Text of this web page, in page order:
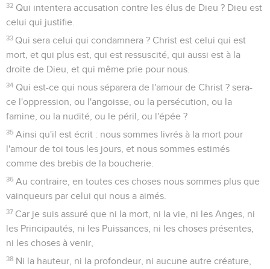
32 Qui intentera accusation contre les élus de Dieu ? Dieu est
celui qui justifie.
33 Qui sera celui qui condamnera ? Christ est celui qui est
mort, et qui plus est, qui est ressuscité, qui aussi est à la
droite de Dieu, et qui même prie pour nous.
34 Qui est-ce qui nous séparera de l'amour de Christ ? sera-
ce l'oppression, ou l'angoisse, ou la persécution, ou la
famine, ou la nudité, ou le péril, ou l'épée ?
35 Ainsi qu'il est écrit : nous sommes livrés à la mort pour
l'amour de toi tous les jours, et nous sommes estimés
comme des brebis de la boucherie.
36 Au contraire, en toutes ces choses nous sommes plus que
vainqueurs par celui qui nous a aimés.
37 Car je suis assuré que ni la mort, ni la vie, ni les Anges, ni
les Principautés, ni les Puissances, ni les choses présentes,
ni les choses à venir,
38 Ni la hauteur, ni la profondeur, ni aucune autre créature,